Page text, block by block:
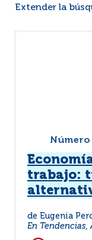
Extender la
trabajo:
de Eugenia
En Tendencias,